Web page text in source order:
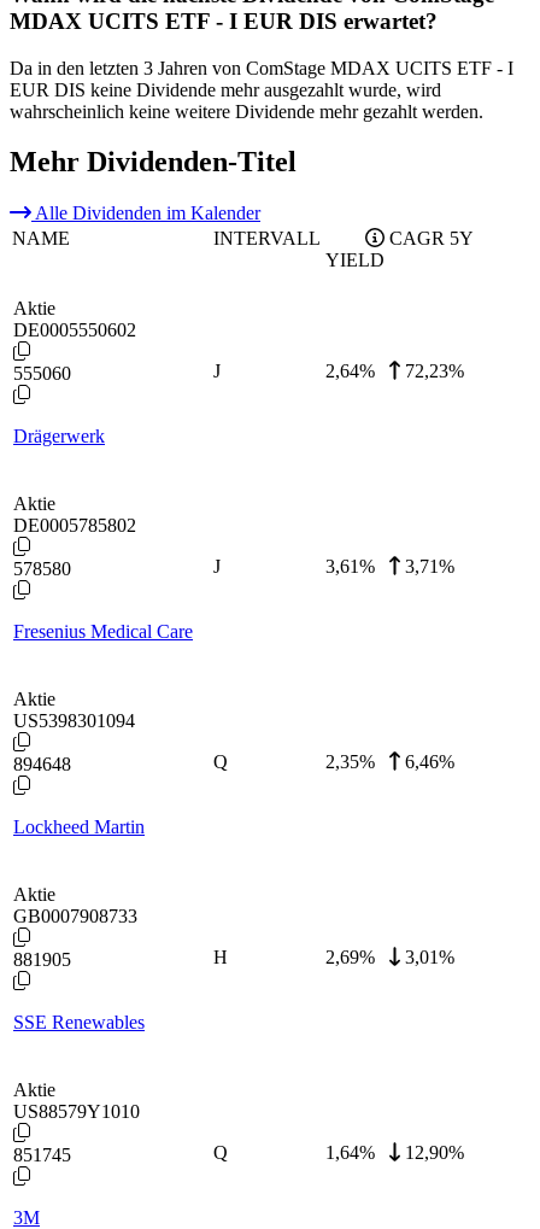
MDAX UCITS ETF - I EUR DIS erwartet?
Da in den letzten 3 Jahren von ComStage MDAX UCITS ETF - I
EUR DIS keine Dividende mehr ausgezahlt wurde, wird
wahrscheinlich keine weitere Dividende mehr gezahlt werden.
Mehr Dividenden-Titel
Alle Dividenden im Kalender
NAME
INTERVALL
YIELD
CAGR 5Y
Aktie
DE0005550602
555060
Drägerwerk
J 2,64% 72,23%
Aktie
DE0005785802
578580
Fresenius Medical Care
J 3,61% 3,71%
Aktie
US5398301094
894648
Lockheed Martin
Q 2,35% 6,46%
Aktie
GB0007908733
881905
SSE Renewables
H 2,69% 3,01%
Aktie
US88579Y1010
851745
3M
Q 1,64% 12,90%